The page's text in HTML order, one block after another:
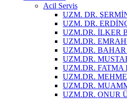
Acil Servis
UZM. DR.
UZM. DR.
UZM.DR. İLKER
UZM.DR.
UZM.DR.
UZM.DR.
UZM.DR.
UZM.DR.
UZM.DR.
UZM.DR. ONUR